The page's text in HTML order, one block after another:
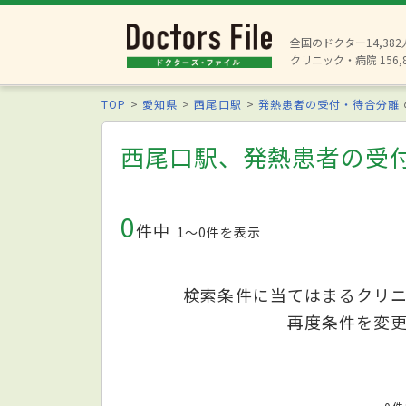
全国のドクター14,382
クリニック・病院
TOP 愛知県 西尾口駅 発熱患者の受付・待合分離
西尾口駅、発熱患者の受
0件中 1〜0件を表示
検索条件に当てはまるクリ
再度条件を変